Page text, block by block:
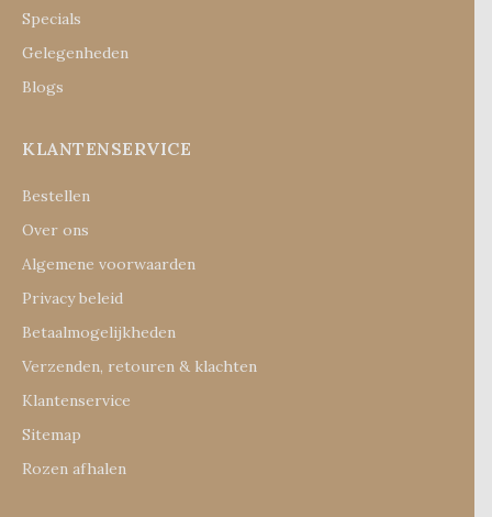
Specials
Gelegenheden
Blogs
KLANTENSERVICE
Bestellen
Over ons
Algemene voorwaarden
Privacy beleid
Betaalmogelijkheden
Verzenden, retouren & klachten
Klantenservice
Sitemap
Rozen afhalen